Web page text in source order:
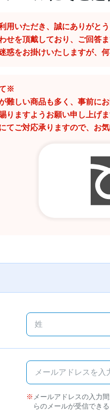
用いただき、誠にありがとう
せを頂戴しており、ご回答
惑をお掛けいたしますが、
※
難しい商品も多く、事前に
りますようお願い申し上げま
てご対応承りますので、お気
メールアドレスの入力
らのメールが受信でき